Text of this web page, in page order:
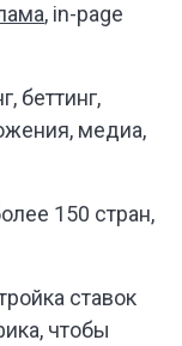
, in-page
беттинг,
медиа,
150 стран,
ставок
чтобы